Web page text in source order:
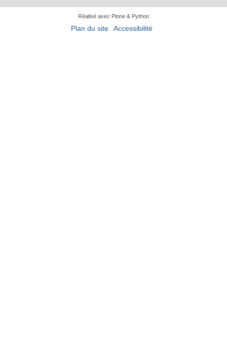
Réalisé avec Plone & Python
Plan du site Accessibilité